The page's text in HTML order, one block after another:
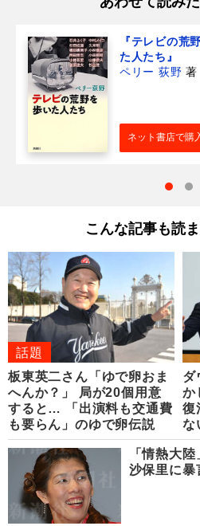
『テレビの荒
た人たち』
ペリー 荻野 著
ネット書店で購
こんな記事も読
話題
板東英二さん「ゆで卵おま
へんか？」 局が20個用意
すると… 「出演料も交通費
も要らん」のゆで卵伝説
ダ
か
復
な
「情熱大
沙保里に